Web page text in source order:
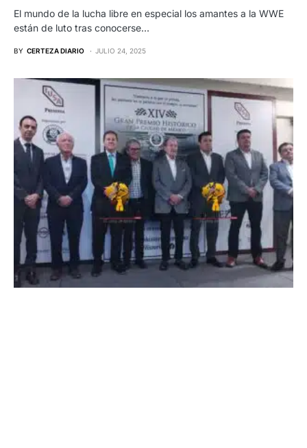
El mundo de la lucha libre en especial los amantes a la WWE
están de luto tras conocerse…
BY CERTEZA DIARIO JULIO 24, 2025